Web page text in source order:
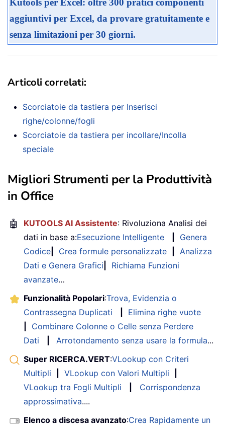
Kutools per Excel: oltre 300 pratici componenti
aggiuntivi per Excel, da provare gratuitamente e
senza limitazioni per 30 giorni.
Articoli correlati:
Scorciatoie da tastiera per Inserisci
righe/colonne/fogli
Scorciatoie da tastiera per incollare/Incolla
speciale
Migliori Strumenti per la Produttività
in Office
🤖 KUTOOLS AI Assistente: Rivoluziona Analisi dei
dati in base a:Esecuzione Intelligente
Genera
Codice
Crea formule personalizzate
Analizza
Dati e Genera Grafici
Richiama Funzioni
avanzate…
Funzionalità Popolari:Trova, Evidenzia o
Contrassegna Duplicati
Elimina righe vuote
Combinare Colonne o Celle senza Perdere
Dati
Arrotondamento senza usare la formula...
Super RICERCA.VERT:VLookup con Criteri
Multipli
VLookup con Valori Multipli
VLookup tra Fogli Multipli
Corrispondenza
approssimativa....
Elenco a discesa avanzato:Crea Rapidamente un